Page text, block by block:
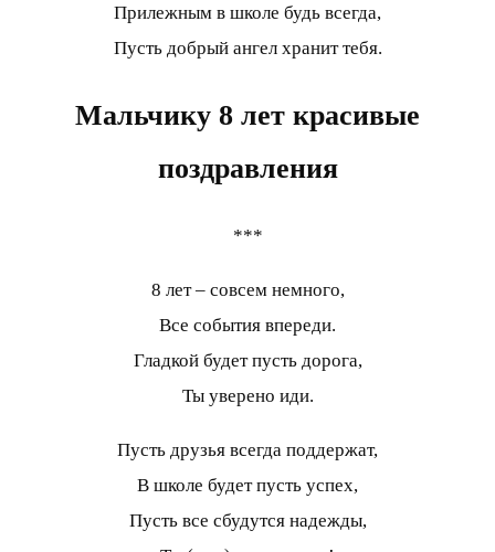
Прилежным в школе будь всегда,
Пусть добрый ангел хранит тебя.
Мальчику 8 лет красивые
поздравления
***
8 лет – совсем немного,
Все события впереди.
Гладкой будет пусть дорога,
Ты уверено иди.
Пусть друзья всегда поддержат,
В школе будет пусть успех,
Пусть все сбудутся надежды,